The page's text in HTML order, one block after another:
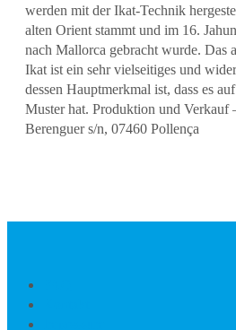
werden mit der Ikat-Technik
alten Orient stammt und im 16.
nach Mallorca gebracht wurde. Das
Ikat ist ein sehr vielseitiges und
dessen Hauptmerkmal ist, dass es
Muster hat. Produktion und Verkauf
Berenguer s/n, 07460 Pollença